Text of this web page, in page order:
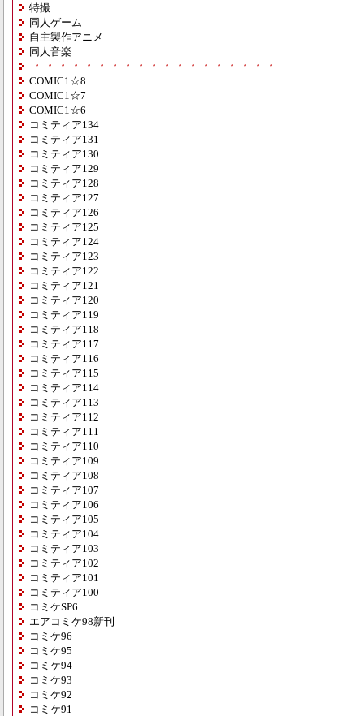
特撮
同人ゲーム
自主製作アニメ
同人音楽
・・・・・・・・・・・・・・・・・・・
COMIC1☆8
COMIC1☆7
COMIC1☆6
コミティア134
コミティア131
コミティア130
コミティア129
コミティア128
コミティア127
コミティア126
コミティア125
コミティア124
コミティア123
コミティア122
コミティア121
コミティア120
コミティア119
コミティア118
コミティア117
コミティア116
コミティア115
コミティア114
コミティア113
コミティア112
コミティア111
コミティア110
コミティア109
コミティア108
コミティア107
コミティア106
コミティア105
コミティア104
コミティア103
コミティア102
コミティア101
コミティア100
コミケSP6
エアコミケ98新刊
コミケ96
コミケ95
コミケ94
コミケ93
コミケ92
コミケ91